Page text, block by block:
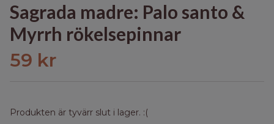
Sagrada madre: Palo santo &
Myrrh rökelsepinnar
59 kr
Produkten är tyvärr slut i lager. :(